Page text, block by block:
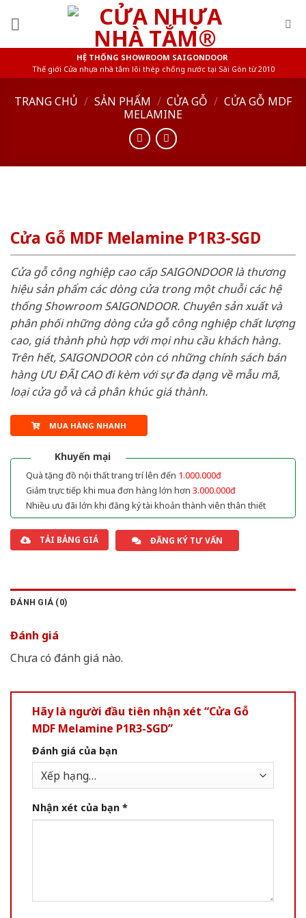
HỆ THỐNG SHOWROOM SAIGONDOOR
Thế giới Cửa nhựa nhà tắm lõi thép chống nước tại Sài Gòn từ 2010
TRANG CHỦ / SẢN PHẨM / CỬA GỖ / CỬA GỖ MDF
MELAMINE
Cửa Gỗ MDF Melamine P1R3-SGD
Cửa gỗ công nghiệp cao cấp SAIGONDOOR là thương
hiệu sản phẩm các dòng cửa trong một chuỗi các hệ
thống Showroom SAIGONDOOR. Chuyên sản xuất và
phân phối những dòng cửa gỗ công nghiệp chất lượng
cao, giá thành phù hợp với mọi nhu cầu khách hàng.
Trên hết, SAIGONDOOR còn có những chính sách bán
hàng ƯU ĐÃI CAO đi kèm với sự đa dạng về mẫu mã,
loại cửa gỗ và cả phân khúc giá thành.
MUA HÀNG NHANH
Khuyến mại
Quà tặng đồ nội thất trang trí lên đến 1.000.000đ
Giảm trực tiếp khi mua đơn hàng lớn hơn 3.000.000đ
Nhiều ưu đãi lớn khi đăng ký tài khoản thành viên thân thiết
TẢI BẢNG GIÁ ĐĂNG KÝ TƯ VẤN
ĐÁNH GIÁ (0)
Đánh giá
Chưa có đánh giá nào.
Hãy là người đầu tiên nhận xét “Cửa Gỗ
MDF Melamine P1R3-SGD”
Đánh giá của bạn
Nhận xét của bạn *